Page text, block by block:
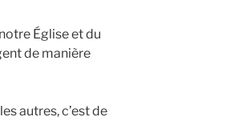
Église et du
de manière
autres, c’est de